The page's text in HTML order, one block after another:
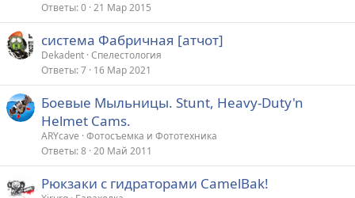
Ответы 0 21 Мар 2015
система Фабричная [атчот]
Dekadent Спелестология
Ответы 7 16 Мар 2021
Боевые Мыльницы. Stunt, Heavy-Duty'n
Helmet Cams.
ARYсave Фотосъемка и Фототехника
Ответы 8 20 Май 2011
Рюкзаки с гидраторами CamelBak!